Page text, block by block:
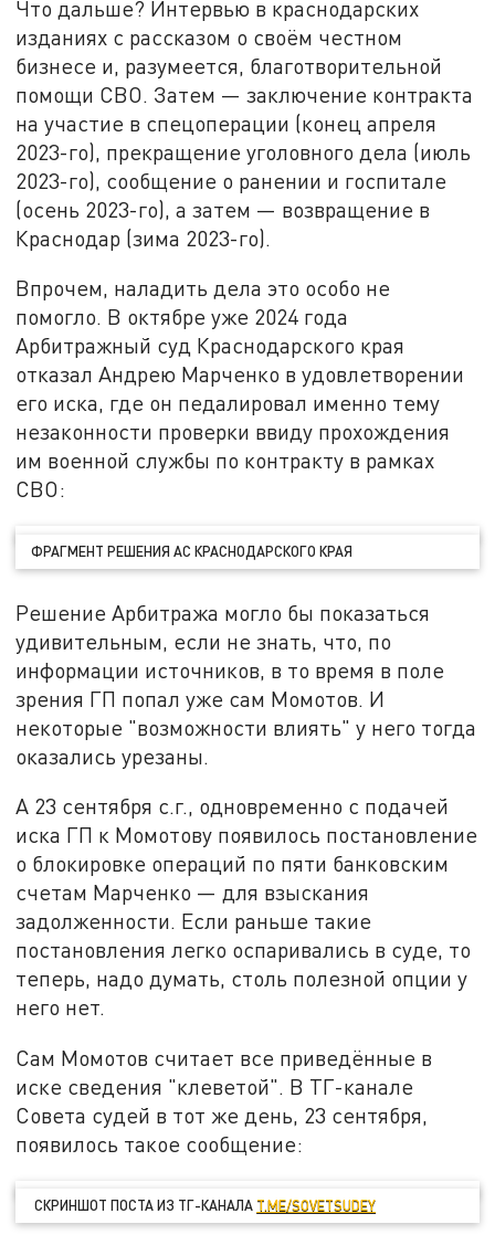
Что дальше? Интервью в краснодарских
изданиях с рассказом о своём честном
бизнесе и, разумеется, благотворительной
помощи СВО. Затем — заключение контракта
на участие в спецоперации (конец апреля
2023-го), прекращение уголовного дела (июль
2023-го), сообщение о ранении и госпитале
(осень 2023-го), а затем — возвращение в
Краснодар (зима 2023-го).
Впрочем, наладить дела это особо не
помогло. В октябре уже 2024 года
Арбитражный суд Краснодарского края
отказал Андрею Марченко в удовлетворении
его иска, где он педалировал именно тему
незаконности проверки ввиду прохождения
им военной службы по контракту в рамках
СВО:
ФРАГМЕНТ РЕШЕНИЯ АС КРАСНОДАРСКОГО КРАЯ
Решение Арбитража могло бы показаться
удивительным, если не знать, что, по
информации источников, в то время в поле
зрения ГП попал уже сам Момотов. И
некоторые "возможности влиять" у него тогда
оказались урезаны.
А 23 сентября с.г., одновременно с подачей
иска ГП к Момотову появилось постановление
о блокировке операций по пяти банковским
счетам Марченко — для взыскания
задолженности. Если раньше такие
постановления легко оспаривались в суде, то
теперь, надо думать, столь полезной опции у
него нет.
Сам Момотов считает все приведённые в
иске сведения "клеветой". В ТГ-канале
Совета судей в тот же день, 23 сентября,
появилось такое сообщение:
СКРИНШОТ ПОСТА ИЗ ТГ-КАНАЛА T.ME/SOVETSUDEY